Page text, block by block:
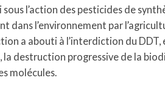
sous l’action des pesticides de
dans l’environnement par
a abouti à l’interdiction du DDT,
la destruction progressive de la
molécules.